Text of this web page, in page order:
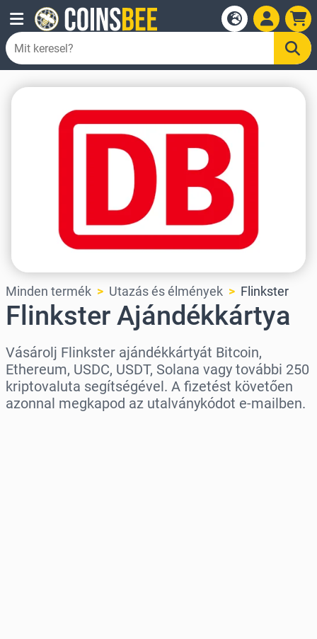
Minden termék Utazás és élmények Flinkster
Flinkster Ajándékkártya
Vásárolj Flinkster ajándékkártyát Bitcoin,
Ethereum, USDC, USDT, Solana vagy további 250
kriptovaluta segítségével. A fizetést követően
azonnal megkapod az utalványkódot e-mailben.